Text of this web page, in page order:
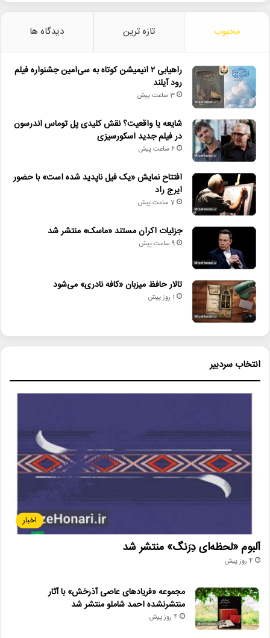
منبع http://MizeHonari.ir/11_997
سینمای ایران
محبوب تازه ترین دیدگاه ها
راهیابی ۲ انیمیشن کوتاه به سی‌امین جشنواره فیلم
رود آیلند
3 ساعت پیش
شایعه یا واقعیت؟ نقش کلیدی پل توماس اندرسون
در فیلم جدید اسکورسیزی
6 ساعت پیش
افتتاح نمایش «یک فیل ناپدید شده است» با حضور
ایرج راد
7 ساعت پیش
جزئیات اکران مستند «ماسک» منتشر شد
9 ساعت پیش
تالار حافظ میزبان «کافه نادری» می‌شود
1 روز پیش
انتخاب سردبیر
اخبار
آلبوم «لحظه‌ای دِرَنگ» منتشر شد
4 روز پیش
مجموعه «فریادهای عاصی آذرخش» با آثار
منتشرنشده احمد شاملو منتشر شد
4 روز پیش